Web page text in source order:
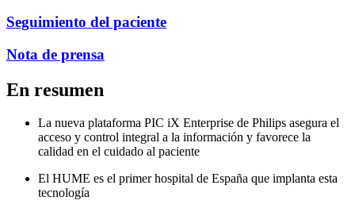
Seguimiento del paciente
Nota de prensa
En resumen
La nueva plataforma PIC iX Enterprise de Philips asegura el
acceso y control integral a la información y favorece la
calidad en el cuidado al paciente
El HUME es el primer hospital de España que implanta esta
tecnología